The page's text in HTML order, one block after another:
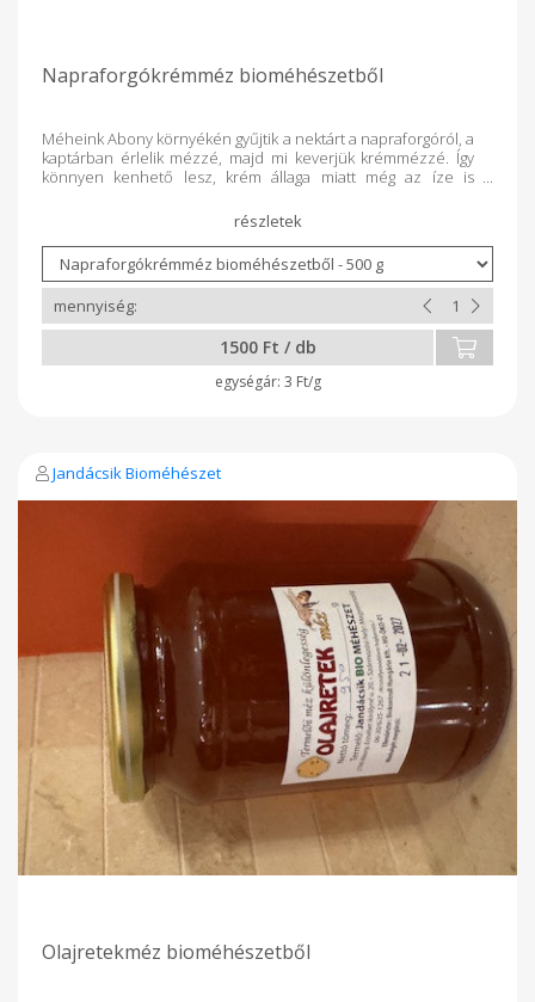
Napraforgókrémméz bioméhészetből
Méheink Abony környékén gyűjtik a nektárt a napraforgóról, a
kaptárban érlelik mézzé, majd mi keverjük krémmézzé. Így
könnyen kenhető lesz, krém állaga miatt még az íze is
1500 Ft / db
3 Ft/g
Jandácsik Bioméhészet
Olajretekméz bioméhészetből